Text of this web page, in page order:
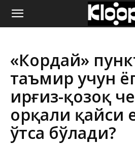
ҚИРҒИЗИСТОН
ЯНГИЛИКЛАРИ
«Кордай»
таъмир учун
Қирғиз-қозоқ
орқали қайси
ўтса бўлади?